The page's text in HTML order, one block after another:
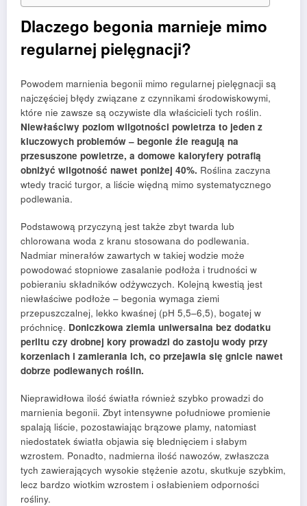
Dlaczego begonia marnieje mimo
regularnej pielęgnacji?
Powodem marnienia begonii mimo regularnej pielęgnacji są
najczęściej błędy związane z czynnikami środowiskowymi,
które nie zawsze są oczywiste dla właścicieli tych roślin.
Niewłaściwy poziom wilgotności powietrza to jeden z
kluczowych problemów – begonie źle reagują na
przesuszone powietrze, a domowe kaloryfery potrafią
obniżyć wilgotność nawet poniżej 40%. Roślina zaczyna
wtedy tracić turgor, a liście więdną mimo systematycznego
podlewania.
Podstawową przyczyną jest także zbyt twarda lub
chlorowana woda z kranu stosowana do podlewania.
Nadmiar minerałów zawartych w takiej wodzie może
powodować stopniowe zasalanie podłoża i trudności w
pobieraniu składników odżywczych. Kolejną kwestią jest
niewłaściwe podłoże – begonia wymaga ziemi
przepuszczalnej, lekko kwaśnej (pH 5,5–6,5), bogatej w
próchnicę. Doniczkowa ziemia uniwersalna bez dodatku
perlitu czy drobnej kory prowadzi do zastoju wody przy
korzeniach i zamierania ich, co przejawia się gnicie nawet
dobrze podlewanych roślin.
Nieprawidłowa ilość światła również szybko prowadzi do
marnienia begonii. Zbyt intensywne południowe promienie
spalają liście, pozostawiając brązowe plamy, natomiast
niedostatek światła objawia się blednięciem i słabym
wzrostem. Ponadto, nadmierna ilość nawozów, zwłaszcza
tych zawierających wysokie stężenie azotu, skutkuje szybkim,
lecz bardzo wiotkim wzrostem i osłabieniem odporności
rośliny.